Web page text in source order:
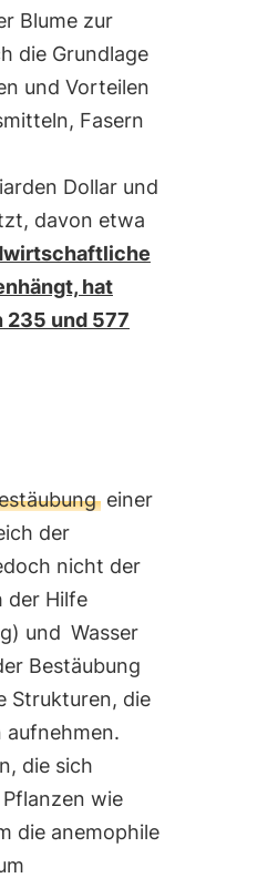
Blume zur
die Grundlage
und Vorteilen
Fasern
Dollar und
davon etwa
hat
und 577
einer
der
nicht der
der Hilfe
und Wasser
Bestäubung
Strukturen, die
aufnehmen.
die sich
wie
die anemophile